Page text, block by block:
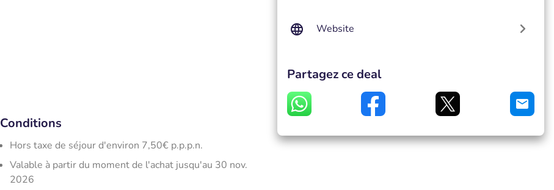
Conditions
Hors taxe de séjour d'environ 7,50€ p.p.p.n.
Valable à partir du moment de l'achat jusqu'au 30 nov.
2026
Website
Partagez ce deal